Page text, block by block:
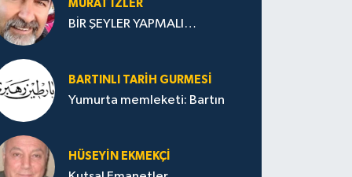
MURAT İZLER
BİR ŞEYLER YAPMALI…
BARTINLI TARIH GURMESI
Yumurta memleketi: Bartın
HÜSEYIN EKMEKÇİ